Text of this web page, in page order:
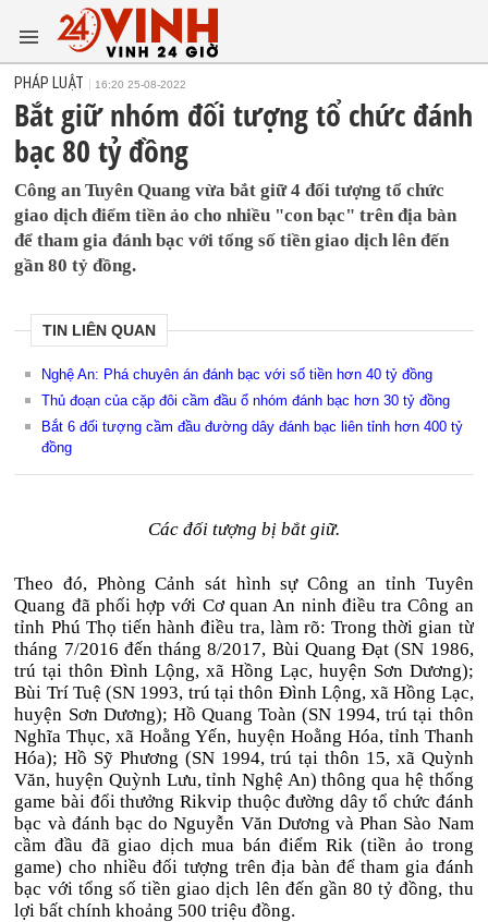
PHÁP LUẬT 16:20 25-08-2022
Bắt giữ nhóm đối tượng tổ chức đánh
bạc 80 tỷ đồng
Công an Tuyên Quang vừa bắt giữ 4 đối tượng tổ chức
giao dịch điểm tiền ảo cho nhiều "con bạc" trên địa bàn
để tham gia đánh bạc với tổng số tiền giao dịch lên đến
gần 80 tỷ đồng.
TIN LIÊN QUAN
Nghệ An: Phá chuyên án đánh bạc với số tiền hơn 40 tỷ đồng
Thủ đoạn của cặp đôi cầm đầu ổ nhóm đánh bạc hơn 30 tỷ đồng
Bắt 6 đối tượng cầm đầu đường dây đánh bạc liên tỉnh hơn 400 tỷ
đồng
Các đối tượng bị bắt giữ.
Theo đó, Phòng Cảnh sát hình sự Công an tỉnh Tuyên
Quang đã phối hợp với Cơ quan An ninh điều tra Công an
tỉnh Phú Thọ tiến hành điều tra, làm rõ: Trong thời gian từ
tháng 7/2016 đến tháng 8/2017, Bùi Quang Đạt (SN 1986,
trú tại thôn Đình Lộng, xã Hồng Lạc, huyện Sơn Dương);
Bùi Trí Tuệ (SN 1993, trú tại thôn Đình Lộng, xã Hồng Lạc,
huyện Sơn Dương); Hồ Quang Toàn (SN 1994, trú tại thôn
Nghĩa Thục, xã Hoằng Yến, huyện Hoằng Hóa, tỉnh Thanh
Hóa); Hồ Sỹ Phương (SN 1994, trú tại thôn 15, xã Quỳnh
Văn, huyện Quỳnh Lưu, tỉnh Nghệ An) thông qua hệ thống
game bài đổi thưởng Rikvip thuộc đường dây tổ chức đánh
bạc và đánh bạc do Nguyễn Văn Dương và Phan Sào Nam
cầm đầu đã giao dịch mua bán điểm Rik (tiền ảo trong
game) cho nhiều đối tượng trên địa bàn để tham gia đánh
bạc với tổng số tiền giao dịch lên đến gần 80 tỷ đồng, thu
lợi bất chính khoảng 500 triệu đồng.